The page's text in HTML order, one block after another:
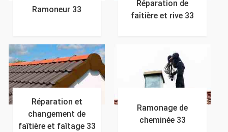
Ramoneur 33
Réparation de
faîtière et rive 33
Réparation et
changement de
faîtière et faîtage 33
Ramonage de
cheminée 33